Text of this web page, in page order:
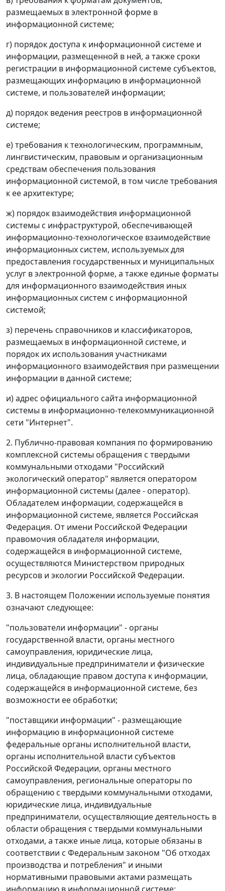
размещаемых в электронной форме в
информационной системе;
г) порядок доступа к информационной системе и
информации, размещенной в ней, а также сроки
регистрации в информационной системе субъектов,
размещающих информацию в информационной
системе, и пользователей информации;
д) порядок ведения реестров в информационной
системе;
е) требования к технологическим, программным,
лингвистическим, правовым и организационным
средствам обеспечения пользования
информационной системой, в том числе требования
к ее архитектуре;
ж) порядок взаимодействия информационной
системы с инфраструктурой, обеспечивающей
информационно-технологическое взаимодействие
информационных систем, используемых для
предоставления государственных и муниципальных
услуг в электронной форме, а также единые форматы
для информационного взаимодействия иных
информационных систем с информационной
системой;
з) перечень справочников и классификаторов,
размещаемых в информационной системе, и
порядок их использования участниками
информационного взаимодействия при размещении
информации в данной системе;
и) адрес официального сайта информационной
системы в информационно-телекоммуникационной
сети "Интернет".
2. Публично-правовая компания по формированию
комплексной системы обращения с твердыми
коммунальными отходами "Российский
экологический оператор" является оператором
информационной системы (далее - оператор).
Обладателем информации, содержащейся в
информационной системе, является Российская
Федерация. От имени Российской Федерации
правомочия обладателя информации,
содержащейся в информационной системе,
осуществляются Министерством природных
ресурсов и экологии Российской Федерации.
3. В настоящем Положении используемые понятия
означают следующее:
"пользователи информации" - органы
государственной власти, органы местного
самоуправления, юридические лица,
индивидуальные предприниматели и физические
лица, обладающие правом доступа к информации,
содержащейся в информационной системе, без
возможности ее обработки;
"поставщики информации" - размещающие
информацию в информационной системе
федеральные органы исполнительной власти,
органы исполнительной власти субъектов
Российской Федерации, органы местного
самоуправления, региональные операторы по
обращению с твердыми коммунальными отходами,
юридические лица, индивидуальные
предприниматели, осуществляющие деятельность в
области обращения с твердыми коммунальными
отходами, а также иные лица, которые обязаны в
соответствии с Федеральным законом "Об отходах
производства и потребления" и иными
нормативными правовыми актами размещать